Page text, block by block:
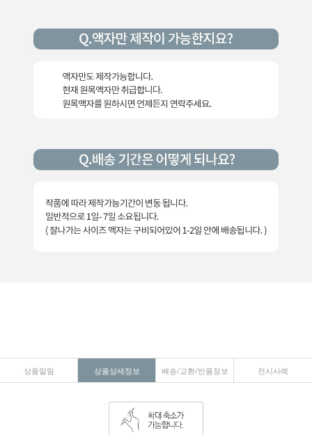
상품알림 상품상세정보 배송/교환/반품정보 전시사례